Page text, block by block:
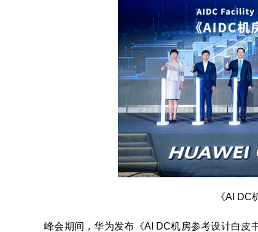
《AI DC
峰会期间，华为发布《AI DC机房参考设计白皮